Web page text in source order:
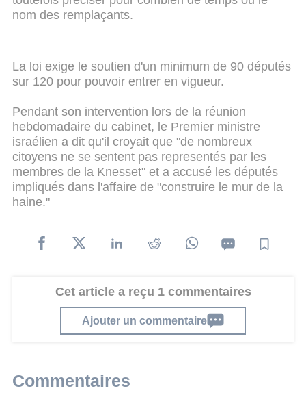
nom des remplaçants.
La loi exige le soutien d'un minimum de 90 députés
sur 120 pour pouvoir entrer en vigueur.
Pendant son intervention lors de la réunion
hebdomadaire du cabinet, le Premier ministre
israélien a dit qu'il croyait que "de nombreux
citoyens ne se sentent pas representés par les
membres de la Knesset" et a accusé les députés
impliqués dans l'affaire de "construire le mur de la
haine."
Cet article a reçu 1 commentaires
Ajouter un commentaire
Commentaires